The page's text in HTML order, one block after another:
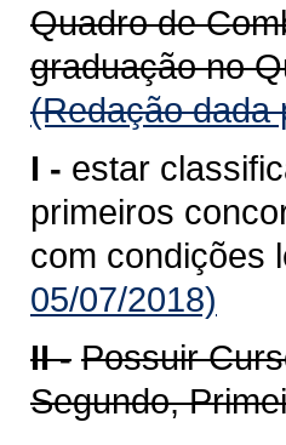
Quadro de
graduação no
(Redação dada
I - estar
primeiros
com condições
05/07/2018)
II - Possuir
Segundo,